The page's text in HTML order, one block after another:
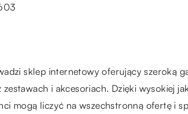
sklep internetowy oferujący szeroką
i akcesoriach. Dzięki wysokiej
mogą liczyć na wszechstronną ofertę i